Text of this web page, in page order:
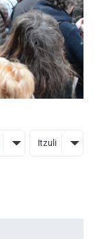
Itzuli